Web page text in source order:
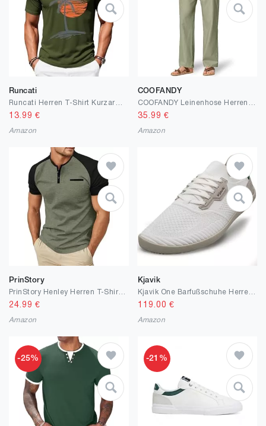
Runcati
Runcati Herren T-Shirt Kurzarm Sommer Oberteile Rundhals Palm Druck Strand Shirt Regular Fit Sport Funktionsshirt Freizeit Basic Tee Tops
13.99 €
Amazon
COOFANDY
35.99 €
Amazon
PrinStory
PrinStory Henley Herren T-Shirts Slim Fit Kurzarm Tshirt Leicht Freizeithemd Tee Shirts Mit Tasche Knopfleiste
24.99 €
Amazon
Kjavik
119.00 €
Amazon
-25% -21%